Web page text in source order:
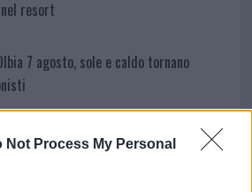
Not Process My Personal
resort
7 agosto, sole e caldo tornano
Olbia: rampe chiuse ancora fino a